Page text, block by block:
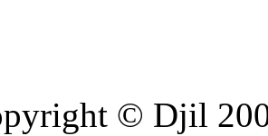
© Djil